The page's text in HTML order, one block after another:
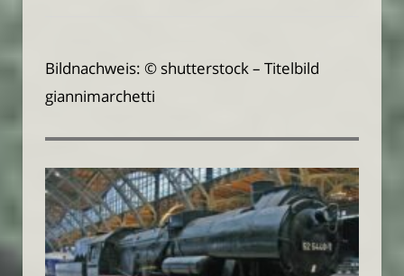
Bildnachweis: © shutterstock – Titelbild
giannimarchetti